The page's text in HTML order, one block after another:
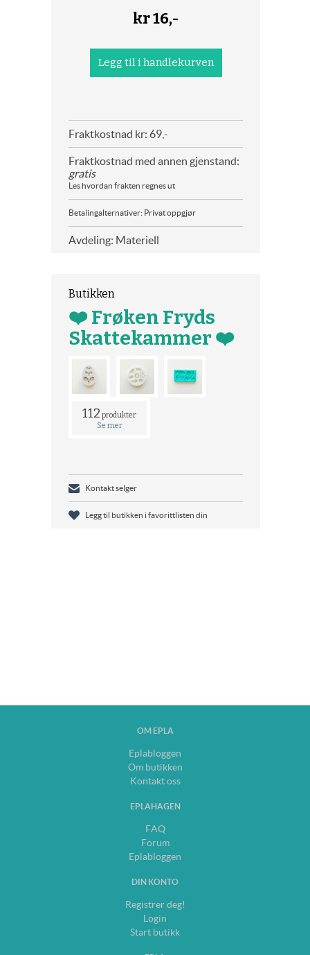
kr16,-
Fraktkostnad kr: 69,-
Fraktkostnad med annen gjenstand:
gratis
Les hvordan frakten regnes ut
Betalingalternativer: Privat oppgjør
Avdeling: Materiell
Butikken
❤️ Frøken Fryds
Skattekammer ❤️
112 produkter
Se mer
Kontakt selger
Legg til butikken i favorittlisten din
OM EPLA
Eplabloggen
Om butikken
Kontakt oss
EPLAHAGEN
FAQ
Forum
Eplabloggen
DIN KONTO
Registrer deg!
Login
Start butikk